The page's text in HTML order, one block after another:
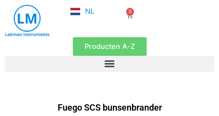
naar
NL
EN
0
Winkelwagen
Producten A-Z
Fuego SCS bunsenbrander